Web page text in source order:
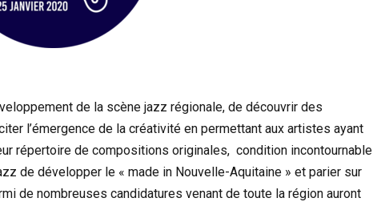
de la scène jazz régionale, de découvrir des
l’émergence de la créativité en permettant aux artistes ayant
répertoire de compositions originales, condition incontournable
de développer le « made in Nouvelle-Aquitaine » et parier sur
de nombreuses candidatures venant de toute la région auront